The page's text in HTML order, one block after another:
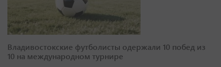
Владивостокские футболисты одержали 10 побед из
10 на международном турнире